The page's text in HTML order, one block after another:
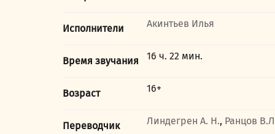
Исполнители Акинтьев Илья
Время звучания 16 ч. 22 мин.
Возраст 16+
Переводчик Линдегрен А. Н., Ранцов